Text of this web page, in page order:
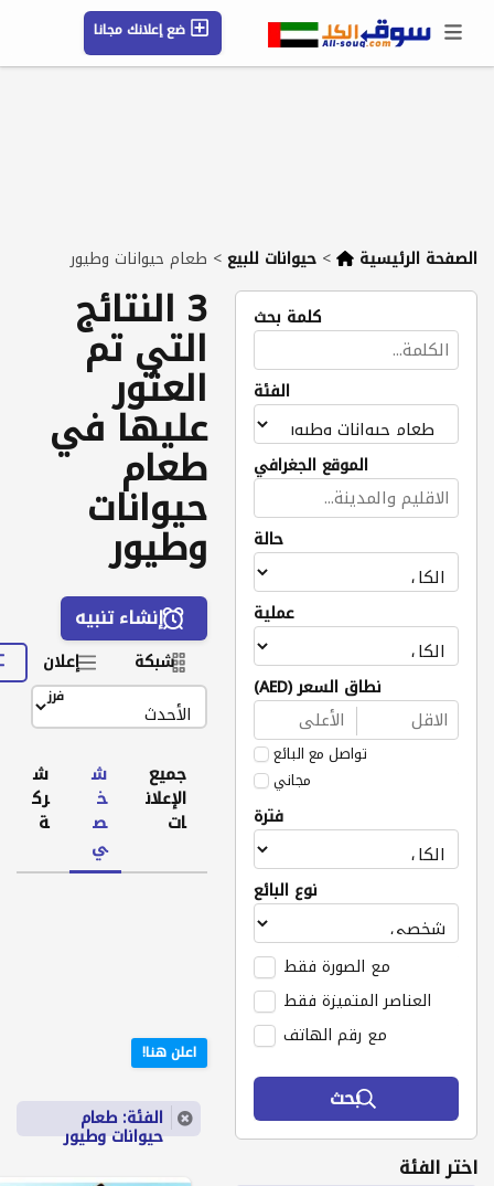
ضع إعلانك مجانا
حسابي / تسجيل
الصفحة الرئيسية > حيوانات للبيع> طعام حيوانات وطيور
كلمة بحث
الفئة
الموقع الجغرافي
حالة
عملية
نطاق السعر (AED)
تواصل مع البائع
مجاني
فترة
نوع البائع
مع الصورة فقط
العناصر المتميزة فقط
مع رقم الهاتف
بحث
اختر الفئة
3 النتائج
التي تم
العثور
عليها في
طعام
حيوانات
وطيور
إنشاء تنبيه
شبكة إعلان
فرز
جميع
الإعلان
ات
ش
خ
ص
ي
ش
رك
ة
اعلن هنا!
الفئة: طعام
حيوانات وطيور